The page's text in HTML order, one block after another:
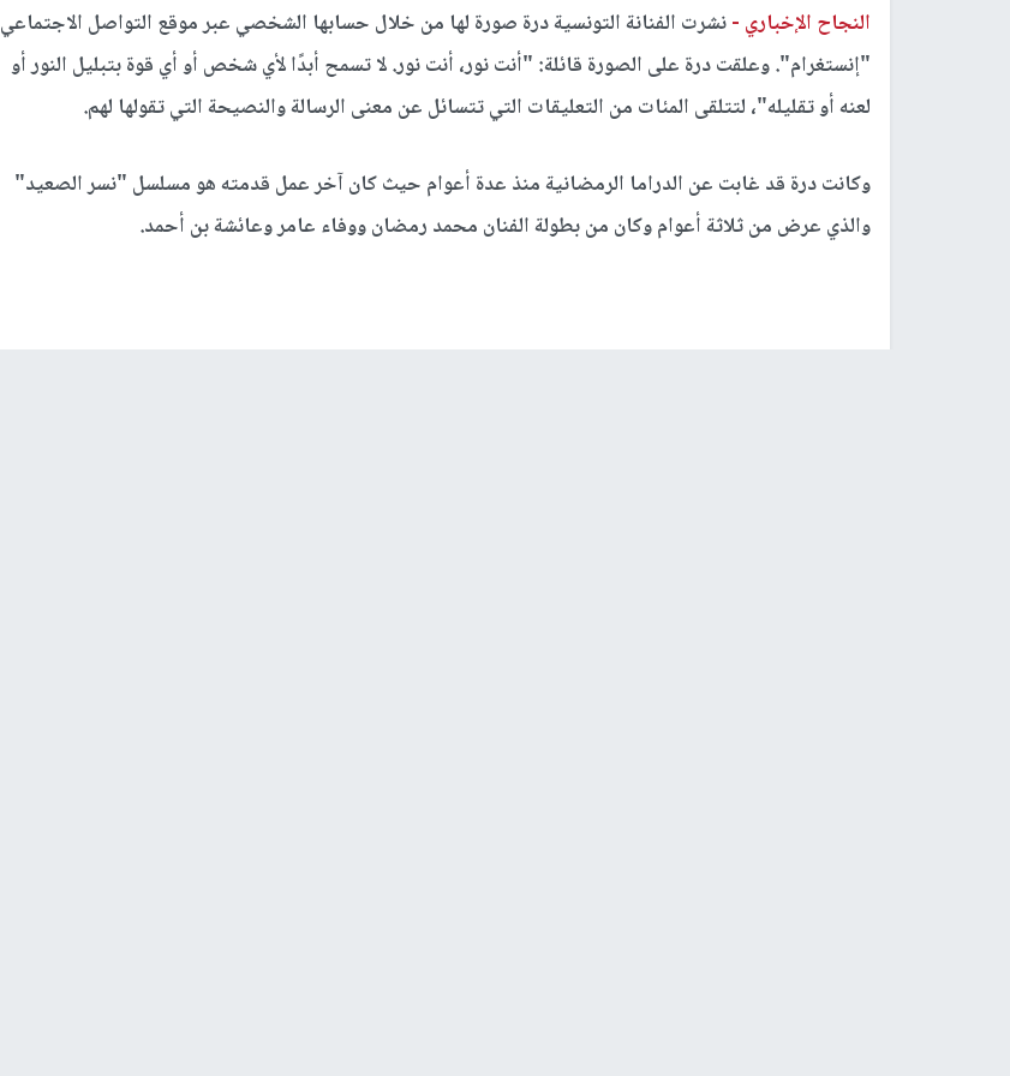
النجاح الإخباري -نشرت الفنانة التونسية درة صورة لها من خلال حسابها الشخصي عبر موقع التواصل الاجتماعي
"إنستغرام". وعلقت درة على الصورة قائلة: "أنت نور، أنت نور. لا تسمح أبدًا لأي شخص أو أي قوة بتبليل النور أو
لعنه أو تقليله"، لتتلقى المئات من التعليقات التي تتسائل عن معنى الرسالة والنصيحة التي تقولها لهم.
وكانت درة قد غابت عن الدراما الرمضانية منذ عدة أعوام حيث كان آخر عمل قدمته هو مسلسل "نسر الصعيد"
والذي عرض من ثلاثة أعوام وكان من بطولة الفنان محمد رمضان ووفاء عامر وعائشة بن أحمد.